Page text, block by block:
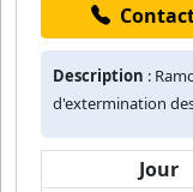
Description :
d'extermination
Jour